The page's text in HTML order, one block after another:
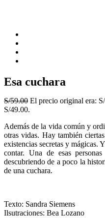
Esa cuchara
S/59.00 El precio original era:
S/49.00.
Además de la vida común y
otras vidas. Hay también
existencias secretas y mágicas.
contar. Una de esas
descubriendo de a poco la
de una cuchara.
Texto: Sandra Siemens
Ilsutraciones: Bea Lozano